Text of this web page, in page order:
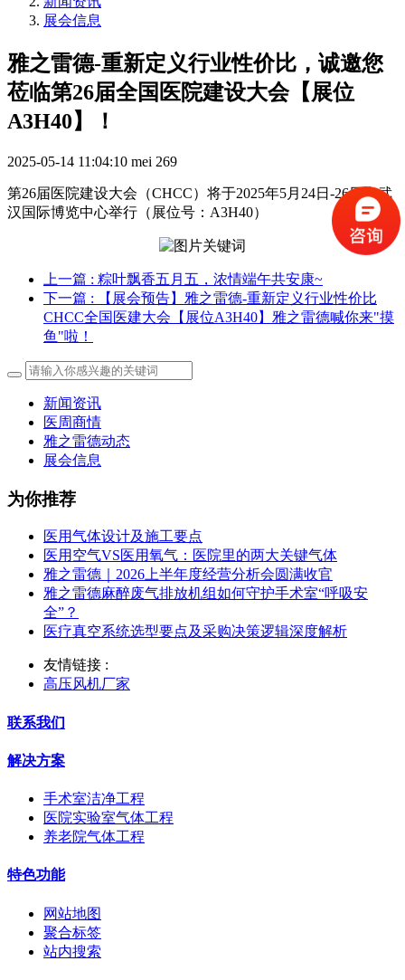
展会信息
雅之雷德-重新定义行业性价比，诚邀您
莅临第26届全国医院建设大会【展位
A3H40】！
2025-05-14 11:04:10 mei 269
第26届医院建设大会（CHCC）将于2025年5月24日-26日在武
汉国际博览中心举行（展位号：A3H40）
上一篇 : 粽叶飘香五月五，浓情端午共安康~
下一篇 : 【展会预告】雅之雷德-重新定义行业性价比
CHCC全国医建大会【展位A3H40】雅之雷德喊你来"摸
鱼"啦！
新闻资讯
医周商情
雅之雷德动态
展会信息
为你推荐
医用气体设计及施工要点
医用空气VS医用氧气：医院里的两大关键气体
雅之雷德｜2026上半年度经营分析会圆满收官
雅之雷德麻醉废气排放机组如何守护手术室“呼吸安
全”？
医疗真空系统选型要点及采购决策逻辑深度解析
友情链接 :
高压风机厂家
联系我们
解决方案
手术室洁净工程
医院实验室气体工程
养老院气体工程
特色功能
网站地图
聚合标签
站内搜索